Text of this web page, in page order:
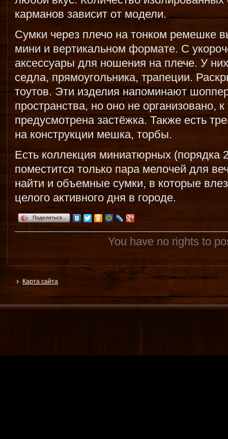
карманов зависит от модели.
Сумки через плечо на тонком ремешке
мини и вертикальном формате. С
аксессуары для ношения на плече. У
седла, прямоугольника, трапеции.
тоутов. Эти изделия напоминают
пространства, но оно не организовано,
предусмотрена застёжка. Также есть
на конструкции мешка, торбы.
Есть коллекция миниатюрных (порядка
поместится только пара мелочей для
найти и объемные сумки, в которые
целого активного дня в городе.
Поделиться…
You have no rights to
Карта сайта